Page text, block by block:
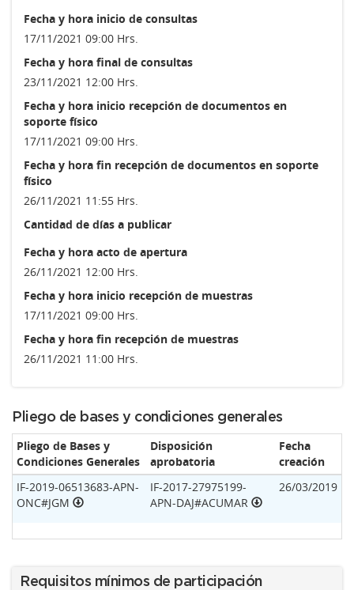
Fecha y hora inicio de consultas
17/11/2021 09:00 Hrs.
Fecha y hora final de consultas
23/11/2021 12:00 Hrs.
Fecha y hora inicio recepción de documentos en
soporte físico
17/11/2021 09:00 Hrs.
Fecha y hora fin recepción de documentos en soporte
físico
26/11/2021 11:55 Hrs.
Cantidad de días a publicar
Fecha y hora acto de apertura
26/11/2021 12:00 Hrs.
Fecha y hora inicio recepción de muestras
17/11/2021 09:00 Hrs.
Fecha y hora fin recepción de muestras
26/11/2021 11:00 Hrs.
Pliego de bases y condiciones generales
Pliego de Bases y
Condiciones Generales
Disposición
aprobatoria
Fecha
creación
IF-2019-06513683-APN-
ONC#JGM
IF-2017-27975199-
APN-DAJ#ACUMAR
26/03/2019
Requisitos mínimos de participación